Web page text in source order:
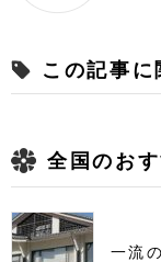
この記事
全国のお
一流